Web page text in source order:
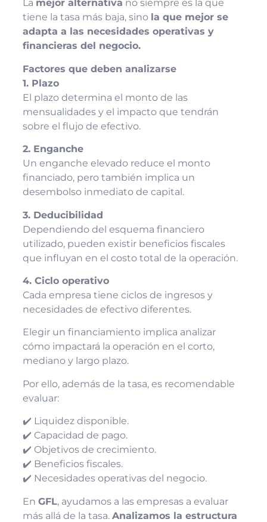
La mejor alternativa no siempre es la que
tiene la tasa más baja, sino la que mejor se
adapta a las necesidades operativas y
financieras del negocio.
Factores que deben analizarse
1. Plazo
El plazo determina el monto de las
mensualidades y el impacto que tendrán
sobre el flujo de efectivo.
2. Enganche
Un enganche elevado reduce el monto
financiado, pero también implica un
desembolso inmediato de capital.
3. Deducibilidad
Dependiendo del esquema financiero
utilizado, pueden existir beneficios fiscales
que influyan en el costo total de la operación.
4. Ciclo operativo
Cada empresa tiene ciclos de ingresos y
necesidades de efectivo diferentes.
Elegir un financiamiento implica analizar
cómo impactará la operación en el corto,
mediano y largo plazo.
Por ello, además de la tasa, es recomendable
evaluar:
✔️ Liquidez disponible.
✔️ Capacidad de pago.
✔️ Objetivos de crecimiento.
✔️ Beneficios fiscales.
✔️ Necesidades operativas del negocio.
En GFL, ayudamos a las empresas a evaluar
más allá de la tasa. Analizamos la estructura